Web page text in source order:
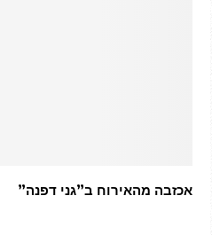
אכזבה מהאירוח ב”גני דפנה”